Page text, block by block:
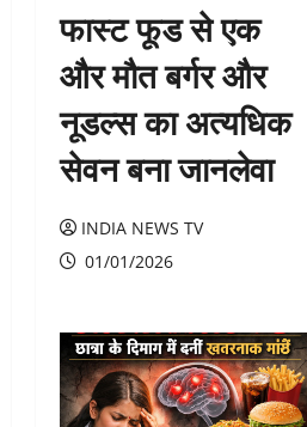
फास्ट फूड से एक
और मौत बर्गर और
नूडल्स का अत्यधिक
सेवन बना जानलेवा
INDIA NEWS TV
01/01/2026